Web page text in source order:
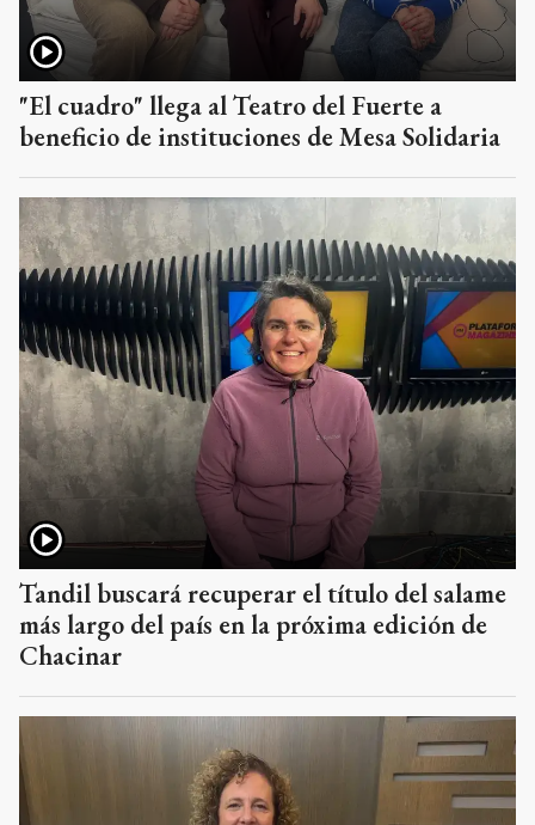
"El cuadro" llega al Teatro del Fuerte a
beneficio de instituciones de Mesa Solidaria
Tandil buscará recuperar el título del salame
más largo del país en la próxima edición de
Chacinar